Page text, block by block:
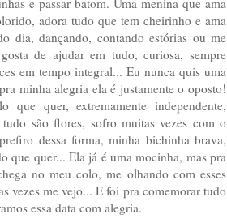
e passar batom. Uma menina que ama
adora tudo que tem cheirinho e ama
dia, dançando, contando estórias ou me
de ajudar em tudo, curiosa, sempre
em tempo integral... Eu nunca quis uma
minha alegria ela é justamente o oposto!
quer, extremamente independente,
são flores, sofro muitas vezes com o
dessa forma, minha bichinha brava,
que quer... Ela já é uma mocinha, mas pra
no meu colo, me olhando com esses
vezes me vejo... E foi pra comemorar tudo
essa data com alegria.